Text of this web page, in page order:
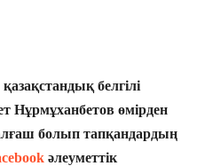
белгілі
Нұрмұханбетов өмірден
болып тапқандардың
әлеуметтік